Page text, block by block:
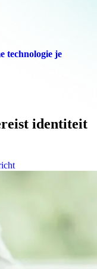
technologie je
identiteit